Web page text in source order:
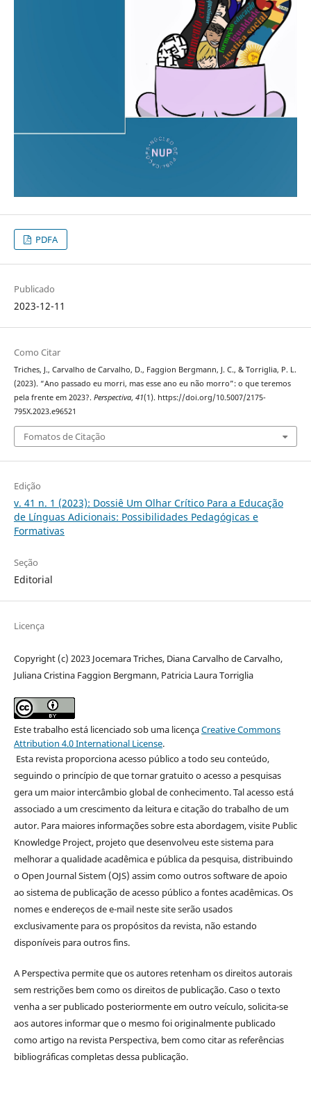
PDFA
Publicado
2023-12-11
Como Citar
Triches, J., Carvalho de Carvalho, D., Faggion Bergmann, J. C., & Torriglia, P. L.
(2023). “Ano passado eu morri, mas esse ano eu não morro”: o que teremos
pela frente em 2023?. Perspectiva, 41(1). https://doi.org/10.5007/2175-
795X.2023.e96521
Fomatos de Citação
Edição
v. 41 n. 1 (2023): Dossiê Um Olhar Crítico Para a Educação
de Línguas Adicionais: Possibilidades Pedagógicas e
Formativas
Seção
Editorial
Licença
Copyright (c) 2023 Jocemara Triches, Diana Carvalho de Carvalho,
Juliana Cristina Faggion Bergmann, Patricia Laura Torriglia
Este trabalho está licenciado sob uma licençaCreative Commons
Attribution 4.0 International License.
Esta revista proporciona acesso público a todo seu conteúdo,
seguindo o princípio de que tornar gratuito o acesso a pesquisas
gera um maior intercâmbio global de conhecimento. Tal acesso está
associado a um crescimento da leitura e citação do trabalho de um
autor. Para maiores informações sobre esta abordagem, visite Public
Knowledge Project, projeto que desenvolveu este sistema para
melhorar a qualidade acadêmica e pública da pesquisa, distribuindo
o Open Journal Sistem (OJS) assim como outros software de apoio
ao sistema de publicação de acesso público a fontes acadêmicas. Os
nomes e endereços de e-mail neste site serão usados
exclusivamente para os propósitos da revista, não estando
disponíveis para outros fins.
A Perspectiva permite que os autores retenham os direitos autorais
sem restrições bem como os direitos de publicação. Caso o texto
venha a ser publicado posteriormente em outro veículo, solicita-se
aos autores informar que o mesmo foi originalmente publicado
como artigo na revista Perspectiva, bem como citar as referências
bibliográficas completas dessa publicação.